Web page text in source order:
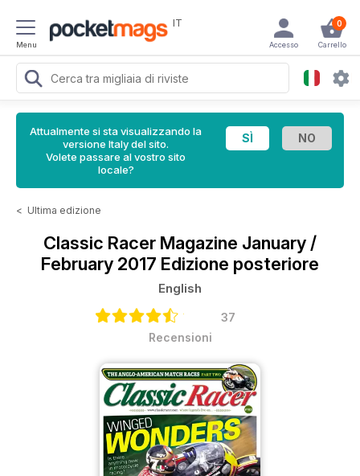
Menu
IT 0
Carrello
Accesso
Attualmente si sta visualizzando la
versione Italy del sito.
Volete passare al vostro sito
locale?
< Ultima edizione
Classic Racer Magazine January /
February 2017 Edizione posteriore
English
37
Recensioni